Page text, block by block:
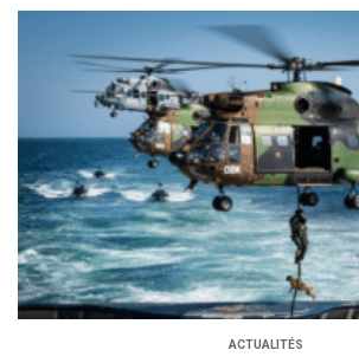
ACTUALITÉS